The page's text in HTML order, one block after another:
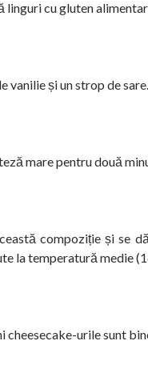
linguri cu gluten
vanilie și un strop de sare.
mare pentru două
compoziție și se
la temperatură medie
cheesecake-urile sunt